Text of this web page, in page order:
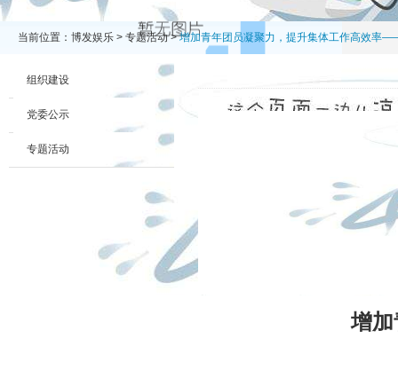
当前位置： 博发娱乐 > 专题活动>增加青年团员凝聚力，提升集体工作高效
组织建设
党委公示
专题活动
增